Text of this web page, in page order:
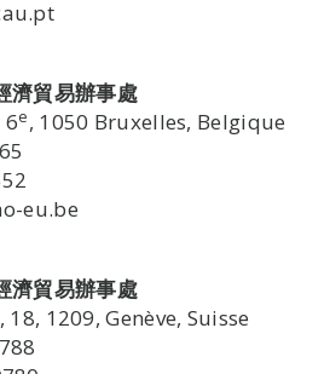
濟貿易辦事處
6e, 1050 Bruxelles, Belgique
eu.be
濟貿易辦事處
1209, Genève, Suisse